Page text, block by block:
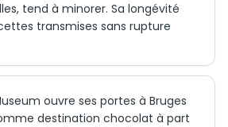
tend à minorer. Sa longévité
transmises sans rupture
ouvre ses portes à Bruges
destination chocolat à part